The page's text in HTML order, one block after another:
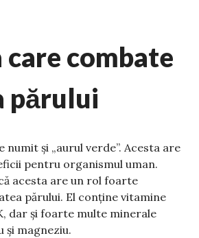
care combate
părului
numit și „aurul verde”. Acesta are
pentru organismul uman.
acesta are un rol foarte
părului. El conține vitamine
dar și foarte multe minerale
și magneziu.